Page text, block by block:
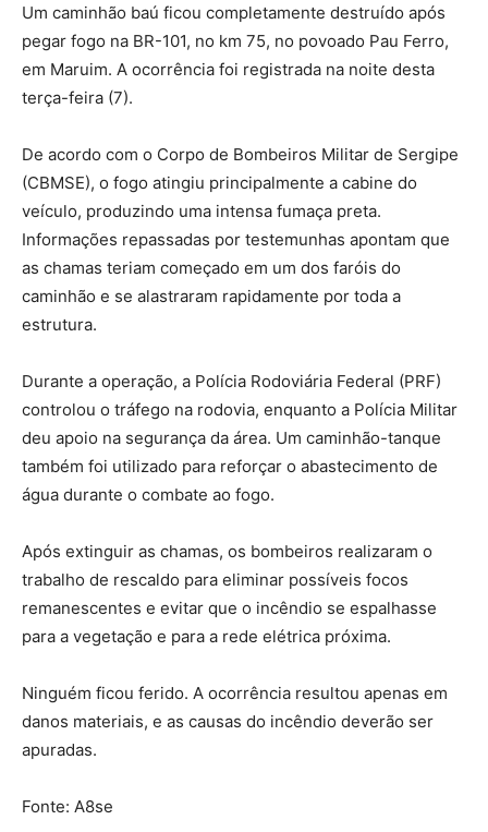
Um caminhão baú ficou completamente destruído após
pegar fogo na BR-101, no km 75, no povoado Pau Ferro,
em Maruim. A ocorrência foi registrada na noite desta
terça-feira (7).
De acordo com o Corpo de Bombeiros Militar de Sergipe
(CBMSE), o fogo atingiu principalmente a cabine do
veículo, produzindo uma intensa fumaça preta.
Informações repassadas por testemunhas apontam que
as chamas teriam começado em um dos faróis do
caminhão e se alastraram rapidamente por toda a
estrutura.
Durante a operação, a Polícia Rodoviária Federal (PRF)
controlou o tráfego na rodovia, enquanto a Polícia Militar
deu apoio na segurança da área. Um caminhão-tanque
também foi utilizado para reforçar o abastecimento de
água durante o combate ao fogo.
Após extinguir as chamas, os bombeiros realizaram o
trabalho de rescaldo para eliminar possíveis focos
remanescentes e evitar que o incêndio se espalhasse
para a vegetação e para a rede elétrica próxima.
Ninguém ficou ferido. A ocorrência resultou apenas em
danos materiais, e as causas do incêndio deverão ser
apuradas.
Fonte: A8se